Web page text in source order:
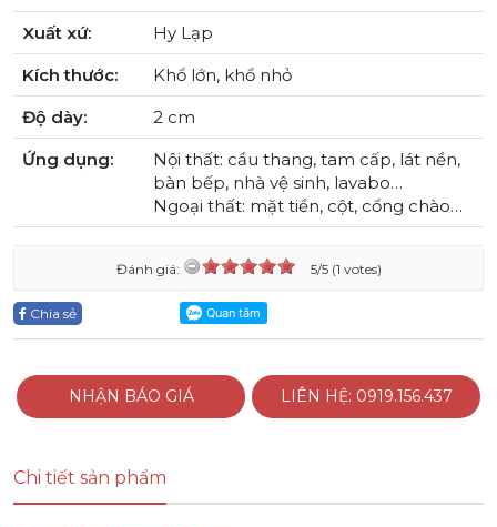
Xuất xứ:
Hy Lạp
Kích thước:
Khổ lớn, khổ nhỏ
Độ dày:
2 cm
Ứng dụng:
Nội thất: cầu thang, tam cấp, lát nền,
bàn bếp, nhà vệ sinh, lavabo…
Ngoại thất: mặt tiền, cột, cổng chào…
Đánh giá: 5/5 (1 votes)
Chia sẻ
NHẬN BÁO GIÁ LIÊN HỆ: 0919.156.437
Chi tiết sản phẩm